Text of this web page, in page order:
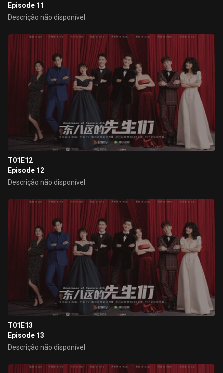
Episode 11
Descrição não disponível
T01E12
Episode 12
Descrição não disponível
T01E13
Episode 13
Descrição não disponível